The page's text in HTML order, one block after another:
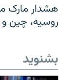
هشدار مارک
روسیه، چین
بشنوید